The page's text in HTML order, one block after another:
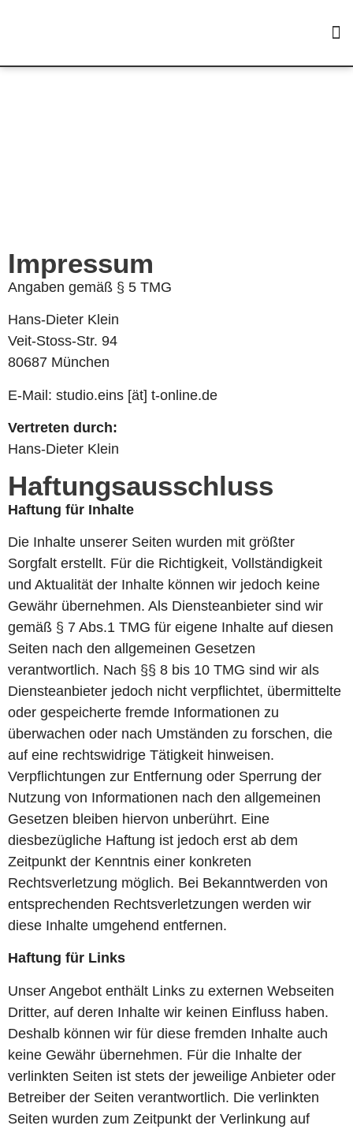
Impressum
Angaben gemäß § 5 TMG
Hans-Dieter Klein
Veit-Stoss-Str. 94
80687 München
E-Mail: studio.eins [ät] t-online.de
Vertreten durch:
Hans-Dieter Klein
Haftungsausschluss
Haftung für Inhalte
Die Inhalte unserer Seiten wurden mit größter
Sorgfalt erstellt. Für die Richtigkeit, Vollständigkeit
und Aktualität der Inhalte können wir jedoch keine
Gewähr übernehmen. Als Diensteanbieter sind wir
gemäß § 7 Abs.1 TMG für eigene Inhalte auf diesen
Seiten nach den allgemeinen Gesetzen
verantwortlich. Nach §§ 8 bis 10 TMG sind wir als
Diensteanbieter jedoch nicht verpflichtet, übermittelte
oder gespeicherte fremde Informationen zu
überwachen oder nach Umständen zu forschen, die
auf eine rechtswidrige Tätigkeit hinweisen.
Verpflichtungen zur Entfernung oder Sperrung der
Nutzung von Informationen nach den allgemeinen
Gesetzen bleiben hiervon unberührt. Eine
diesbezügliche Haftung ist jedoch erst ab dem
Zeitpunkt der Kenntnis einer konkreten
Rechtsverletzung möglich. Bei Bekanntwerden von
entsprechenden Rechtsverletzungen werden wir
diese Inhalte umgehend entfernen.
Haftung für Links
Unser Angebot enthält Links zu externen Webseiten
Dritter, auf deren Inhalte wir keinen Einfluss haben.
Deshalb können wir für diese fremden Inhalte auch
keine Gewähr übernehmen. Für die Inhalte der
verlinkten Seiten ist stets der jeweilige Anbieter oder
Betreiber der Seiten verantwortlich. Die verlinkten
Seiten wurden zum Zeitpunkt der Verlinkung auf